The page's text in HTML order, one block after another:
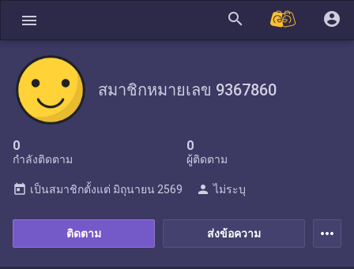
menu search account_circle
สมาชิกหมายเลข 9367860
0
กำลังติดตาม
0
ผู้ติดตาม
ส่งข้อความ
ติดตาม
today เป็นสมาชิกตั้งแต่ มิถุนายน 2569 person ไม่ระบุ
more_horiz